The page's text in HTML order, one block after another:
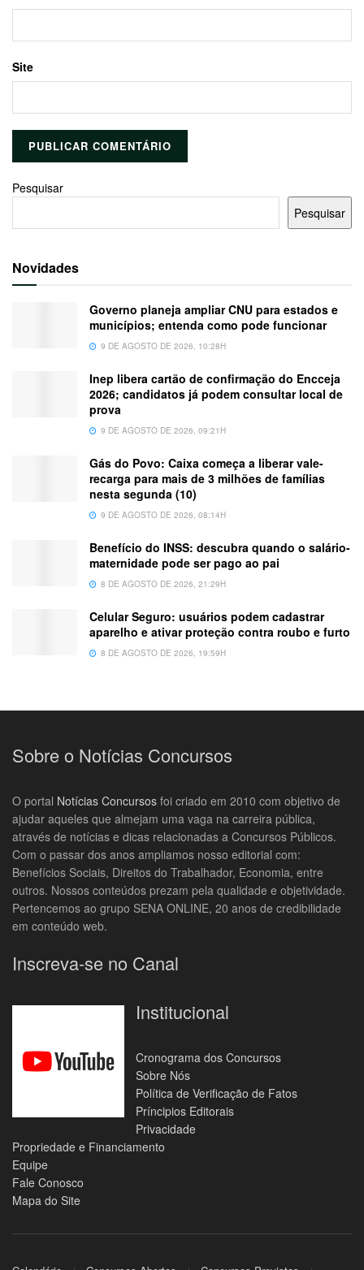
Site
Pesquisar
Pesquisar
Novidades
Governo planeja ampliar CNU para estados e
municípios; entenda como pode funcionar
9 DE AGOSTO DE 2026, 10:28H
Inep libera cartão de confirmação do Encceja
2026; candidatos já podem consultar local de
prova
9 DE AGOSTO DE 2026, 09:21H
Gás do Povo: Caixa começa a liberar vale-
recarga para mais de 3 milhões de famílias
nesta segunda (10)
9 DE AGOSTO DE 2026, 08:14H
Benefício do INSS: descubra quando o salário-
maternidade pode ser pago ao pai
8 DE AGOSTO DE 2026, 21:29H
Celular Seguro: usuários podem cadastrar
aparelho e ativar proteção contra roubo e furto
8 DE AGOSTO DE 2026, 19:59H
Sobre o Notícias Concursos
O portal Notícias Concursos foi criado em 2010 com objetivo de
ajudar aqueles que almejam uma vaga na carreira pública,
através de notícias e dicas relacionadas a Concursos Públicos.
Com o passar dos anos ampliamos nosso editorial com:
Benefícios Sociais, Direitos do Trabalhador, Economia, entre
outros. Nossos conteúdos prezam pela qualidade e objetividade.
Pertencemos ao grupo SENA ONLINE, 20 anos de credibilidade
em conteúdo web.
Inscreva-se no Canal
Institucional
Cronograma dos Concursos
Sobre Nós
Política de Verificação de Fatos
Príncipios Editorais
Privacidade
Propriedade e Financiamento
Equipe
Fale Conosco
Mapa do Site